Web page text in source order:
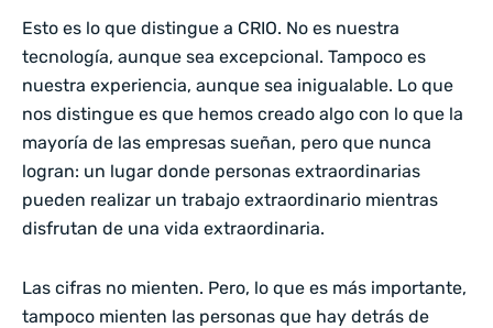
Esto es lo que distingue a CRIO. No es nuestra
tecnología, aunque sea excepcional. Tampoco es
nuestra experiencia, aunque sea inigualable. Lo que
nos distingue es que hemos creado algo con lo que la
mayoría de las empresas sueñan, pero que nunca
logran: un lugar donde personas extraordinarias
pueden realizar un trabajo extraordinario mientras
disfrutan de una vida extraordinaria.
Las cifras no mienten. Pero, lo que es más importante,
tampoco mienten las personas que hay detrás de